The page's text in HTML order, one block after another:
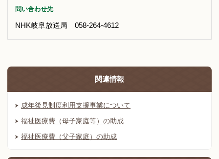
問い合わせ先
NHK岐阜放送局 058-264-4612
関連情報
成年後見制度利用支援事業について
福祉医療費（母子家庭等）の助成
福祉医療費（父子家庭）の助成